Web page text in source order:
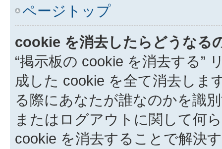
ページトップ
cookie を消去したらどうなる
“掲示板の cookie を消去する”
成した cookie を全て消去しま
る際にあなたが誰なのかを識
またはログアウトに関して何
cookie を消去することで解決